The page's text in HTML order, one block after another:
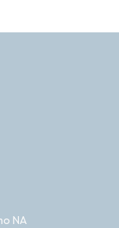
NA